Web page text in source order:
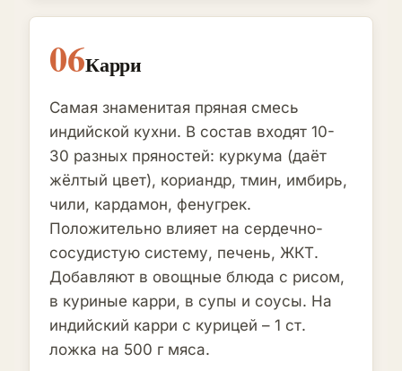
06Карри
Самая знаменитая пряная смесь
индийской кухни. В состав входят 10-
30 разных пряностей: куркума (даёт
жёлтый цвет), кориандр, тмин, имбирь,
чили, кардамон, фенугрек.
Положительно влияет на сердечно-
сосудистую систему, печень, ЖКТ.
Добавляют в овощные блюда с рисом,
в куриные карри, в супы и соусы. На
индийский карри с курицей – 1 ст.
ложка на 500 г мяса.